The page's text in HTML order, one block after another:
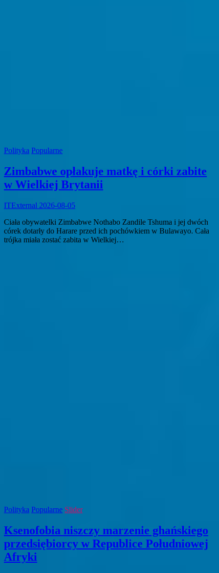
Polityka Popularne
Zimbabwe opłakuje matkę i córki zabite
w Wielkiej Brytanii
ITExternal 2026-08-05
Ciała obywatelki Zimbabwe Nothabo Zandile Tshuma i jej dwóch
córek dotarły do Harare przed ich pochówkiem w Bulawayo. Cała
trójka miała zostać zabita w Wielkiej…
Polityka Popularne Slider
Ksenofobia niszczy marzenie ghańskiego
przedsiębiorcy w Republice Południowej
Afryki